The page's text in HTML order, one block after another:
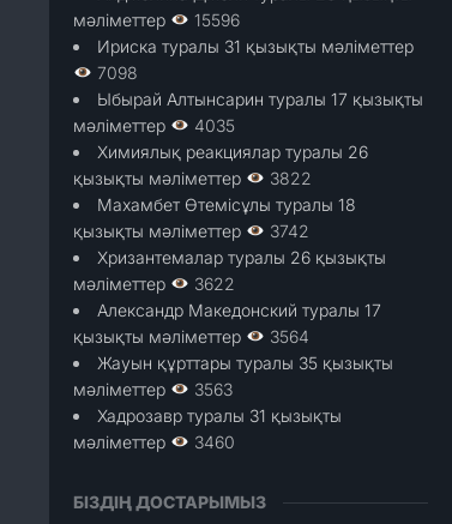
мәліметтер
15596
Ириска туралы 31 қызықты мәліметтер
7098
Ыбырай Алтынсарин туралы 17 қызықты
мәліметтер
4035
Химиялық реакциялар туралы 26
қызықты мәліметтер
3822
Махамбет Өтемісұлы туралы 18
қызықты мәліметтер
3742
Хризантемалар туралы 26 қызықты
мәліметтер
3622
Александр Македонский туралы 17
қызықты мәліметтер
3564
Жауын құрттары туралы 35 қызықты
мәліметтер
3563
Хадрозавр туралы 31 қызықты
мәліметтер
3460
БІЗДІҢ ДОСТАРЫМЫЗ